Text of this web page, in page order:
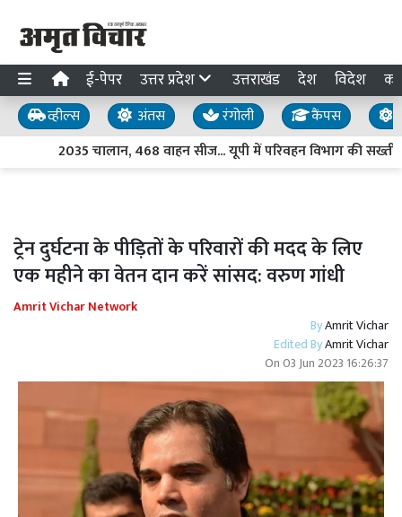
ई-पेपर उत्तर प्रदेश उत्तराखंड देश विदेश
व्हील्स अंतस रंगोली कैंपस
2035 चालान, 468 वाहन सीज... यूपी में परिवहन विभाग की
ट्रेन दुर्घटना के पीड़ितों के परिवारों की मदद के लिए
एक महीने का वेतन दान करें सांसद: वरुण गांधी
Amrit Vichar Network
ByAmrit Vichar
Edited ByAmrit Vichar
On03 Jun 2023 16:26:37